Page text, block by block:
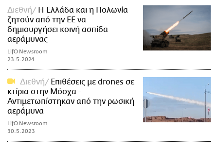
Διεθνή
Η Ελλάδα και η Πολωνία
ζητούν από την ΕΕ να
δημιουργήσει κοινή ασπίδα
αεράμυνας
LifO Newsroom
23.5.2024
Διεθνή
Επιθέσεις με drones σε
κτίρια στην Μόσχα -
Αντιμετωπίστηκαν από την ρωσική
αεράμυνα
LifO Newsroom
30.5.2023